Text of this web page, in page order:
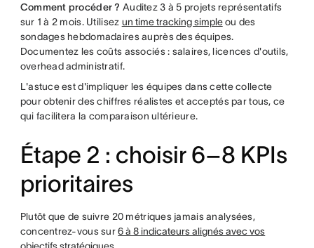
Comment procéder ? Auditez 3 à 5 projets représentatifs
sur 1 à 2 mois. Utilisez un time tracking simpleou des
sondages hebdomadaires auprès des équipes.
Documentez les coûts associés : salaires, licences d'outils,
overhead administratif.
L'astuce est d'impliquer les équipes dans cette collecte
pour obtenir des chiffres réalistes et acceptés par tous, ce
qui facilitera la comparaison ultérieure.
Étape 2 : choisir 6–8 KPIs
prioritaires
Plutôt que de suivre 20 métriques jamais analysées,
concentrez-vous sur6 à 8 indicateurs alignés avec vos